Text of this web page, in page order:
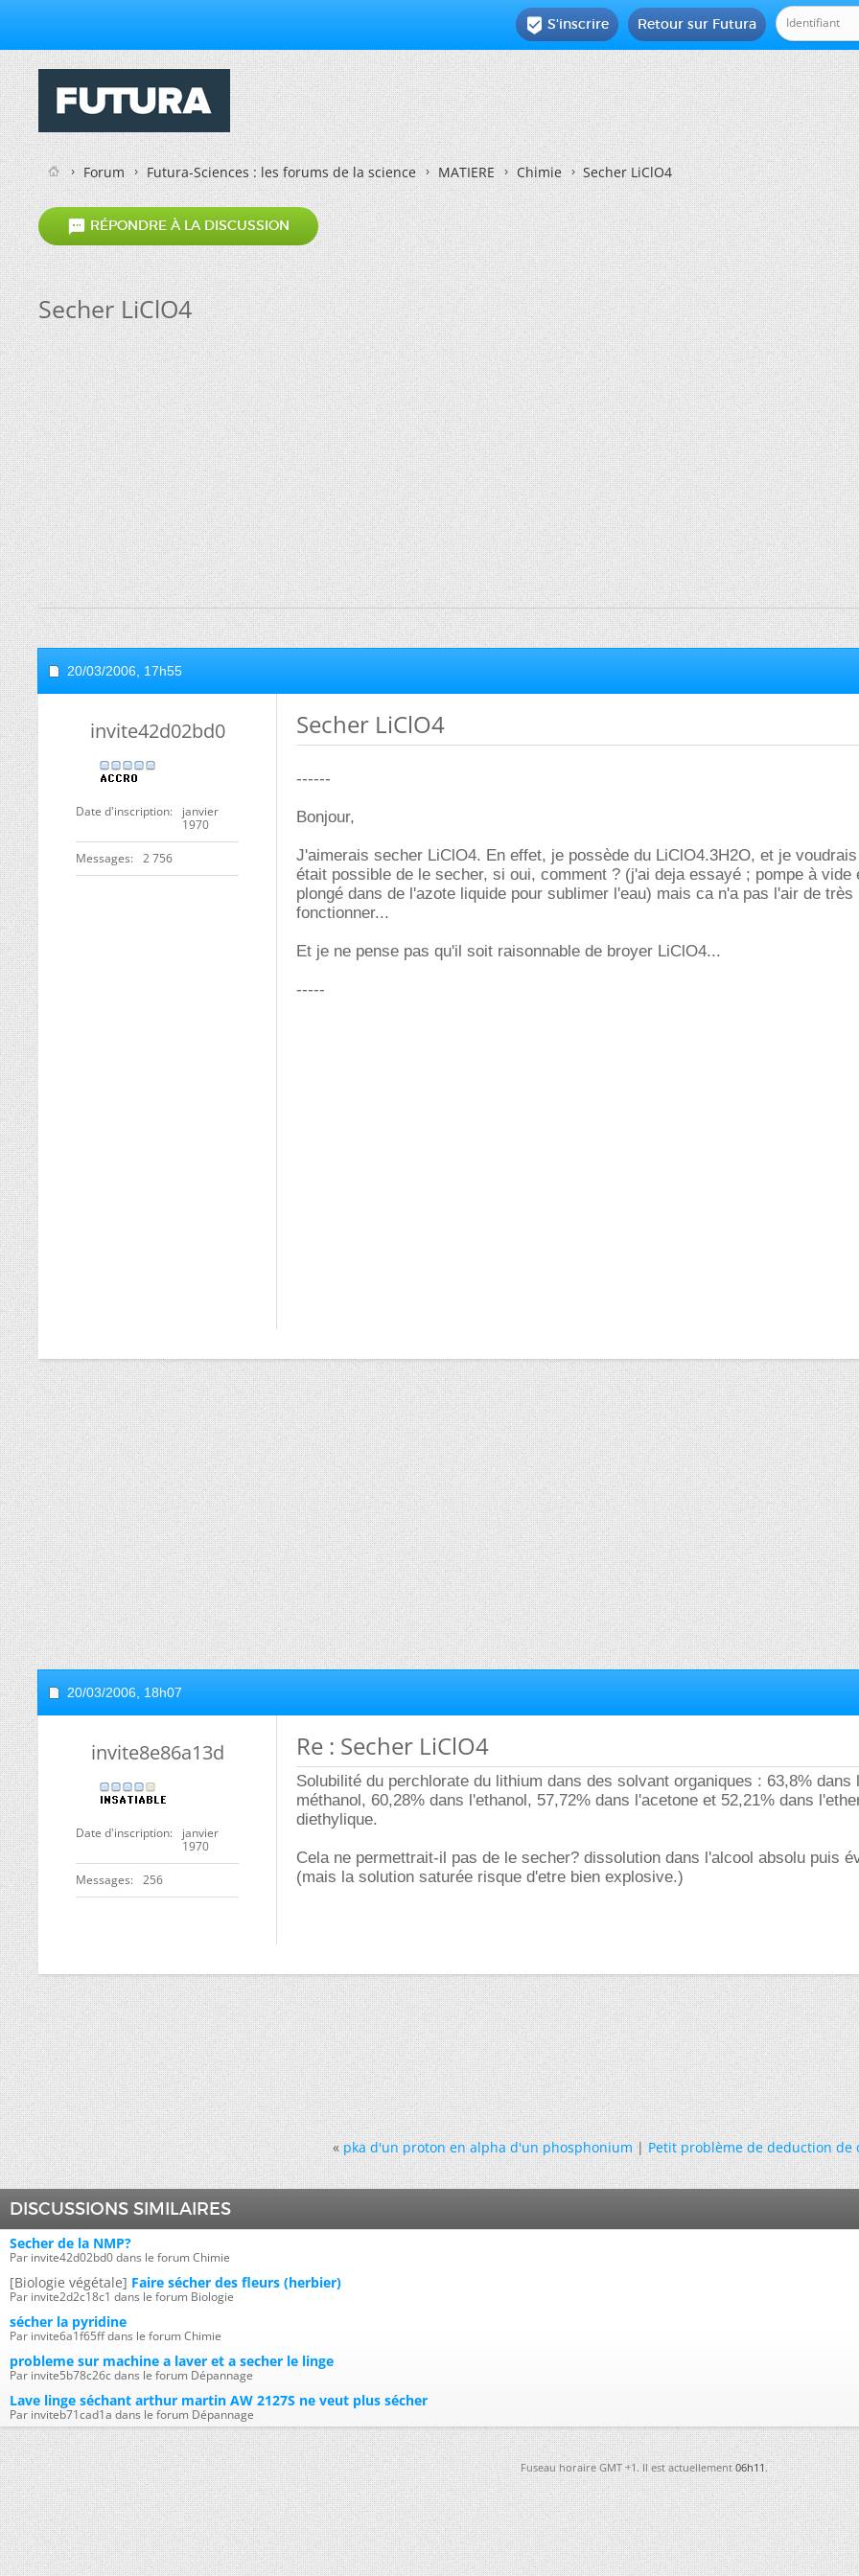
Retour sur Futura
 S'inscrire
Forum Futura-Sciences : les forums de la science MATIERE Chimie Secher LiClO4
 RÉPONDRE À LA DISCUSSION
Secher LiClO4
20/03/2006, 17h55
invite42d02bd0
Date d'inscription
janvier
1970
Messages 2 756
Secher LiClO4
------
Bonjour,
J'aimerais secher LiClO4. En effet, je possède du LiClO4.3H2O, et je
était possible de le secher, si oui, comment ? (j'ai deja essayé ; pompe à vide
plongé dans de l'azote liquide pour sublimer l'eau) mais ca n'a pas l'air de très
fonctionner...
Et je ne pense pas qu'il soit raisonnable de broyer LiClO4...
-----
20/03/2006, 18h07
invite8e86a13d
Date d'inscription
janvier
1970
Messages 256
Re : Secher LiClO4
Solubilité du perchlorate du lithium dans des solvant organiques : 63,8% dans
méthanol, 60,28% dans l'ethanol, 57,72% dans l'acetone et 52,21% dans
diethylique.
Cela ne permettrait-il pas de le secher? dissolution dans l'alcool absolu puis
(mais la solution saturée risque d'etre bien explosive.)
« pka d'un proton en alpha d'un phosphonium|Petit problème de deduction de
DISCUSSIONS SIMILAIRES
Secher de la NMP?
Par invite42d02bd0 dans le forum Chimie
[Biologie végétale] Faire sécher des fleurs (herbier)
Par invite2d2c18c1 dans le forum Biologie
sécher la pyridine
Par invite6a1f65ff dans le forum Chimie
probleme sur machine a laver et a secher le linge
Par invite5b78c26c dans le forum Dépannage
Lave linge séchant arthur martin AW 2127S ne veut plus sécher
Par inviteb71cad1a dans le forum Dépannage
Fuseau horaire GMT +1. Il est actuellement06h11.